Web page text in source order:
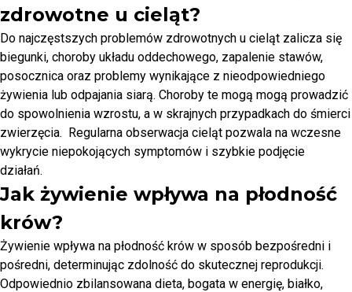
zdrowotne u cieląt?
Do najczęstszych problemów zdrowotnych u cieląt zalicza się
biegunki, choroby układu oddechowego, zapalenie stawów,
posocznica oraz problemy wynikające z nieodpowiedniego
żywienia lub odpajania siarą. Choroby te mogą mogą prowadzić
do spowolnienia wzrostu, a w skrajnych przypadkach do śmierci
zwierzęcia. Regularna obserwacja cieląt pozwala na wczesne
wykrycie niepokojących symptomów i szybkie podjęcie
działań.
Jak żywienie wpływa na płodność
krów?
Żywienie wpływa na płodność krów w sposób bezpośredni i
pośredni, determinując zdolność do skutecznej reprodukcji.
Odpowiednio zbilansowana dieta, bogata w energię, białko,